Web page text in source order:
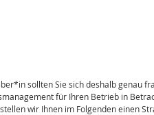
sollten Sie sich deshalb genau
für Ihren Betrieb in
wir Ihnen im Folgenden einen